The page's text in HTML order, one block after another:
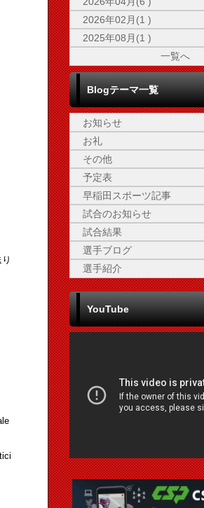
2026年02月(1 )
2025年08月(1 )
一覧へ
Blogテーマ一覧
お知らせ
お礼
その他
予定表
早稲田スポーツ記事
試合のお知らせ
試合結果
選手ブログ
選手紹介
YouTube